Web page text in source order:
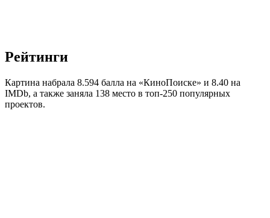
Рейтинги
Картина набрала 8.594 балла на «КиноПоиске» и 8.40 на
IMDb, а также заняла 138 место в топ-250 популярных
проектов.